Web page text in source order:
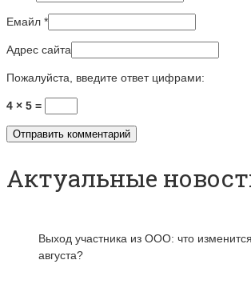
Емайл *
Адрес сайта
Пожалуйста, введите ответ цифрами:
4 × 5 =
Актуальные
Выход участника из ООО: что
августа?